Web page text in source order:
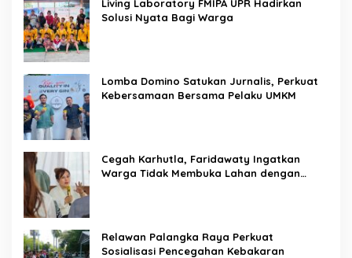
Living Laboratory FMIPA UPR Hadirkan
Solusi Nyata Bagi Warga
Lomba Domino Satukan Jurnalis, Perkuat
Kebersamaan Bersama Pelaku UMKM
Cegah Karhutla, Faridawaty Ingatkan
Warga Tidak Membuka Lahan dengan
Relawan Palangka Raya Perkuat
Sosialisasi Pencegahan Kebakaran